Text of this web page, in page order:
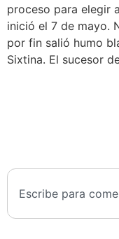
proceso para elegir
inició el 7 de mayo.
por fin salió humo
Sixtina. El sucesor